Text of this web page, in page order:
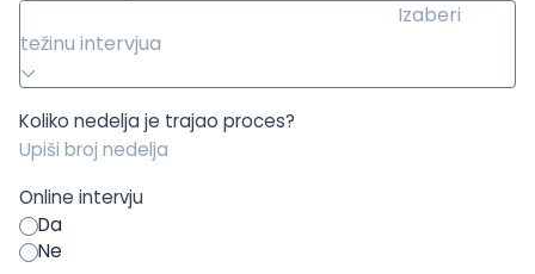
Izaberi
težinu intervjua
Koliko nedelja je trajao proces?
Online intervju
Da
Ne